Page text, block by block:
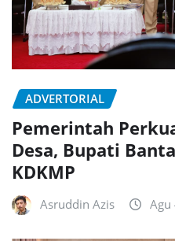
ADVERTORIAL
Pemerintah
Desa, Bupati
KDKMP
Asruddin Azis Agu